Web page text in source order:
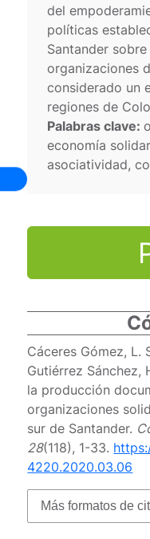
del
políticas
Santander
organizaciones
considerado un
regiones de
Palabras clave:
economía
asociatividad,
Cáceres Gómez, L.
Gutiérrez Sánchez,
la producción
organizaciones
sur de Santander.
28(118), 1-33.
4220.2020.03.06
Más formatos de